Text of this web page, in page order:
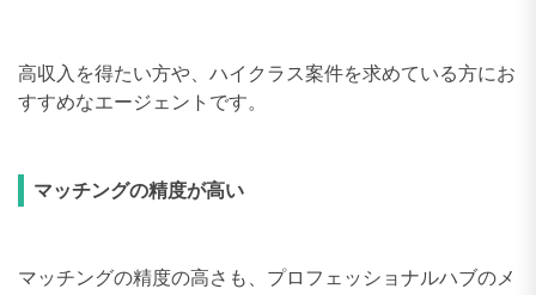
高収入を得たい方や、ハイクラス案件を求めている方にお
すすめなエージェントです。
マッチングの精度が高い
マッチングの精度の高さも、プロフェッショナルハブのメ